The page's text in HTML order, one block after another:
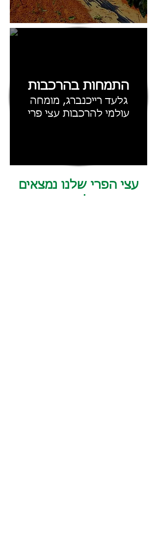
התמחות בהרכבות
גלעד רייכנברג, מומחה
עולמי להרכבות עצי פרי
עצי הפרי שלנו נמצאים